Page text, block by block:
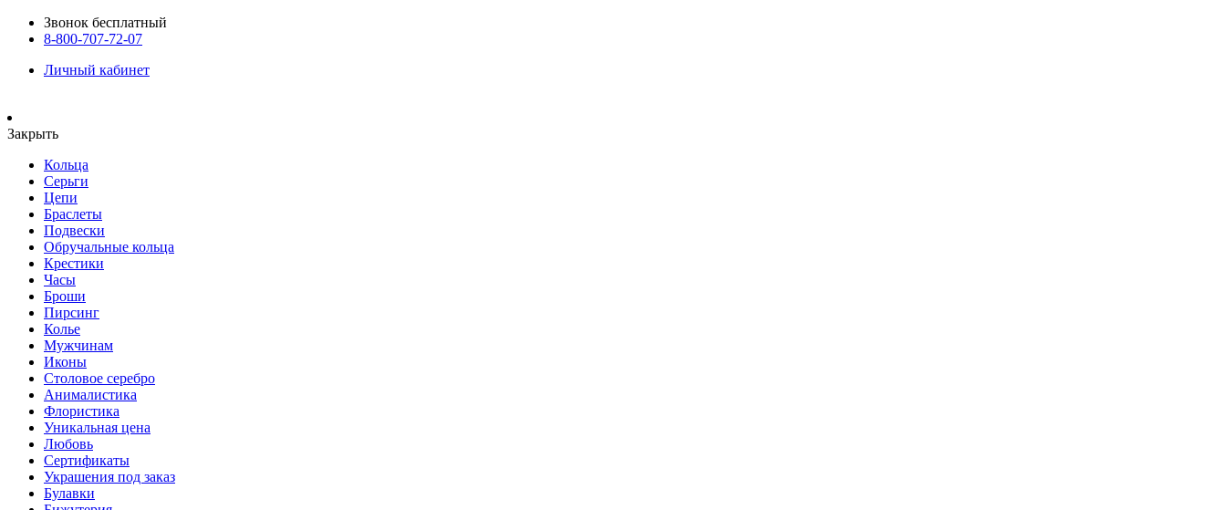
Звонок бесплатный
8-800-707-72-07
Личный кабинет
Закрыть
Кольца
Серьги
Цепи
Браслеты
Подвески
Обручальные кольца
Крестики
Часы
Броши
Пирсинг
Колье
Мужчинам
Иконы
Столовое серебро
Анималистика
Флористика
Уникальная цена
Любовь
Сертификаты
Украшения под заказ
Булавки